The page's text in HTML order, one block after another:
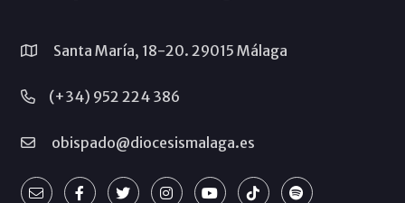
Santa María, 18-20. 29015 Málaga
(+34) 952 224 386
obispado@diocesismalaga.es